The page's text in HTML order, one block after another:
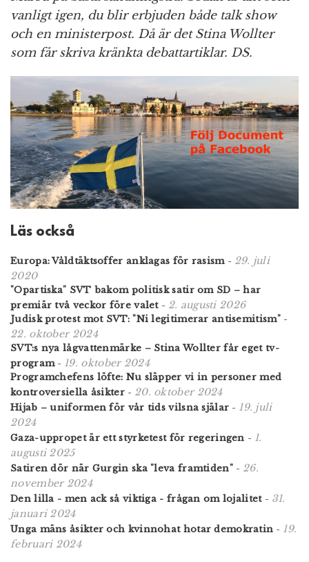
vanligt igen, du blir erbjuden både talk show
och en ministerpost. Då är det Stina Wollter
som får skriva kränkta debattartiklar. DS.
Läs också
Europa: Våldtäktsoffer anklagas för rasism- 29. juli
2020
"Opartiska" SVT bakom politisk satir om SD – har
premiär två veckor före valet- 2. augusti 2026
Judisk protest mot SVT: "Ni legitimerar antisemitism"-
22. oktober 2024
SVT:s nya lågvattenmärke – Stina Wollter får eget tv-
program- 19. oktober 2024
Programchefens löfte: Nu släpper vi in personer med
kontroversiella åsikter- 20. oktober 2024
Hijab – uniformen för vår tids vilsna själar - 19. juli
2024
Gaza-uppropet är ett styrketest för regeringen - 1.
augusti 2025
Satiren dör när Gurgin ska "leva framtiden"- 26.
november 2024
Den lilla - men ack så viktiga - frågan om lojalitet- 31.
januari 2024
Unga mäns åsikter och kvinnohat hotar demokratin - 19.
februari 2024